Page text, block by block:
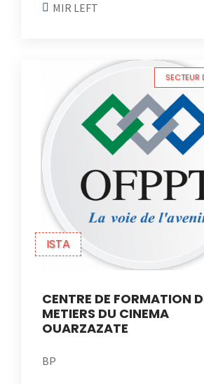
MIR LEFT
ISTA
SECTEUR
CENTRE DE FORMATION
METIERS DU CINEMA
OUARZAZATE
BP